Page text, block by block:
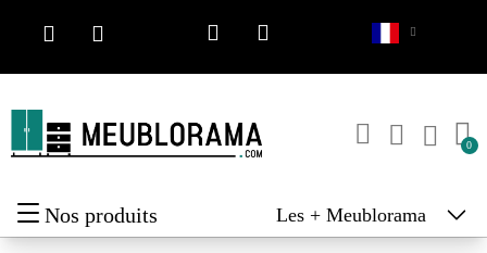
Nos produits Les + Meublorama